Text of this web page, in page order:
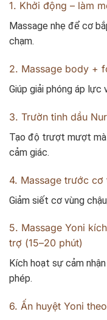
1. Khởi động – làm
Massage nhẹ để cơ
chạm.
2. Massage body +
Giúp giải phóng áp lực
3. Trườn tinh dầu
Tạo độ trượt mượt
cảm giác.
4. Massage trước cơ
Giảm siết cơ vùng
5. Massage Yoni
trợ (15–20 phút)
Kích hoạt sự cảm
phép.
6. Ấn huyệt Yoni